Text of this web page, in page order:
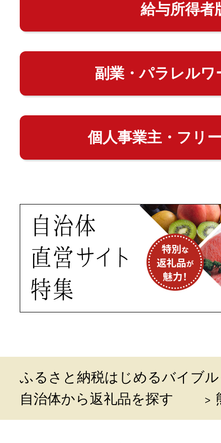
給与所得者
副業・パラレルワ
個人事業主・フリ
ふるさと納税はじめるバイブル
自治体から返礼品を探す